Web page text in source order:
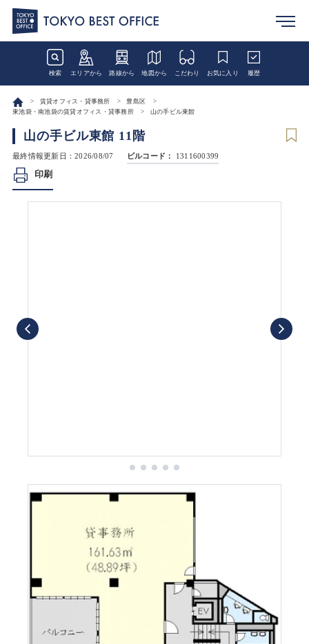
検索 エリアから 路線から 地図から こだわり お気に入り 履歴
賃貸オフィス・貸事務所
豊島区
東池袋・南池袋の賃貸オフィス・貸事務所
山の手ビル東館
山の手ビル東館 11階
最終情報更新日：2026/08/07 ビルコード： 1311600399
印刷